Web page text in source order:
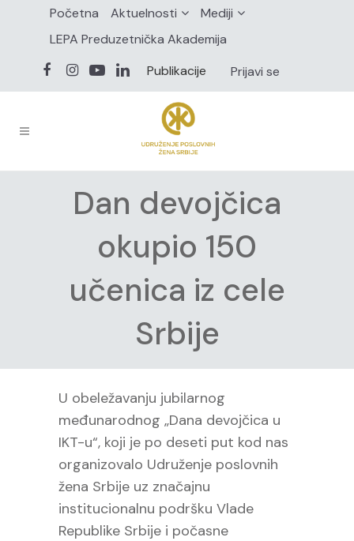
Početna Aktuelnosti
Mediji
LEPA Preduzetnička Akademija
Publikacije
Prijavi se
Dan devojčica
okupio 150
učenica iz cele
Srbije
U obeležavanju jubilarnog
međunarodnog „Dana devojčica u
IKT-u“, koji je po deseti put kod nas
organizovalo Udruženje poslovnih
žena Srbije uz značajnu
institucionalnu podršku Vlade
Republike Srbije i počasne